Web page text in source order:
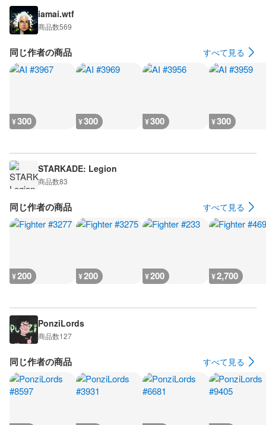
iamai.wtf
商品数569
同じ作者の商品 すべて見る
¥300 ¥300 ¥300 ¥300
STARKADE: Legion
商品数83
同じ作者の商品 すべて見る
¥200 ¥200 ¥200 ¥2,700
PonziLords
商品数127
同じ作者の商品 すべて見る